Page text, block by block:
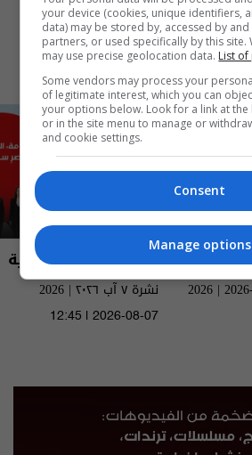
نشرة أخبار السومرية
نشرة ٧ آب ٢٠٢٦ | 2026
12:45 | 2026-08-07
your device (cookies, unique identifiers,
data) may be stored by, accessed by and
partners, or used specifically by this
may use precise geolocation data. List of
Some vendors may process your
of legitimate interest, which you can
your options below. Look for a link at
or in the site menu to manage or
and cookie settings.
Consent
Manage options